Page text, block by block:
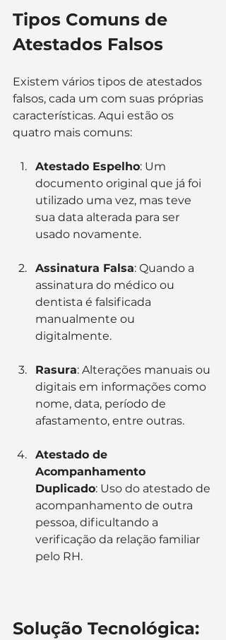
Tipos Comuns de
Atestados Falsos
Existem vários tipos de atestados
falsos, cada um com suas próprias
características. Aqui estão os
quatro mais comuns:
Atestado Espelho: Um
documento original que já foi
utilizado uma vez, mas teve
sua data alterada para ser
usado novamente.
Assinatura Falsa: Quando a
assinatura do médico ou
dentista é falsificada
manualmente ou
digitalmente.
Rasura: Alterações manuais ou
digitais em informações como
nome, data, período de
afastamento, entre outras.
Atestado de
Acompanhamento
Duplicado: Uso do atestado de
acompanhamento de outra
pessoa, dificultando a
verificação da relação familiar
pelo RH.
Solução Tecnológica: